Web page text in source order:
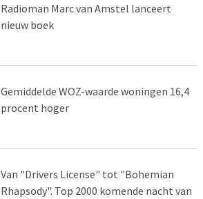
Radioman Marc van Amstel lanceert
nieuw boek
Gemiddelde WOZ-waarde woningen 16,4
procent hoger
Van "Drivers License" tot "Bohemian
Rhapsody". Top 2000 komende nacht van